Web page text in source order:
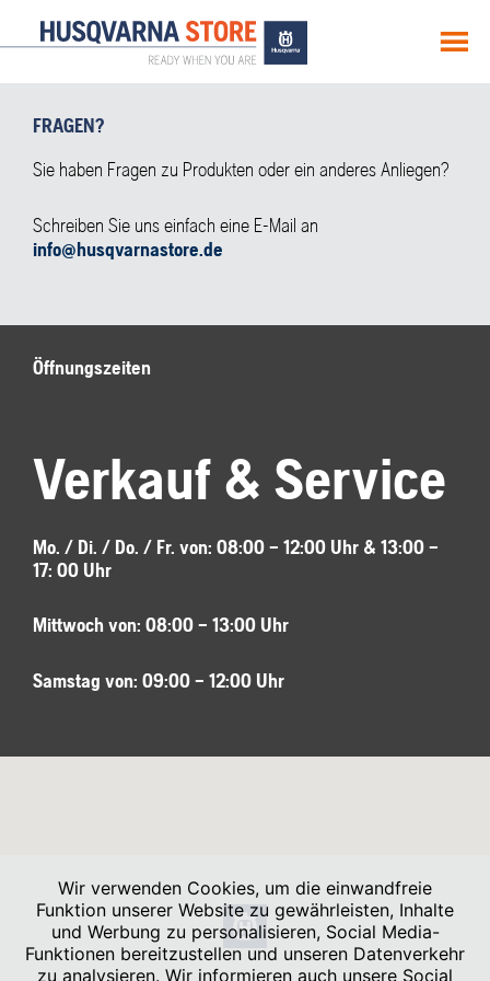
FRAGEN?
Sie haben Fragen zu Produkten oder ein anderes Anliegen?
Schreiben Sie uns einfach eine E-Mail an
info@husqvarnastore.de
Öffnungszeiten
Verkauf & Service
Mo. / Di. / Do. / Fr. von: 08:00 – 12:00 Uhr & 13:00 –
17: 00 Uhr
Mittwoch von: 08:00 – 13:00 Uhr
Samstag von: 09:00 – 12:00 Uhr
Wir verwenden Cookies, um die einwandfreie
Funktion unserer Website zu gewährleisten, Inhalte
und Werbung zu personalisieren, Social Media-
Funktionen bereitzustellen und unseren Datenverkehr
zu analysieren. Wir informieren auch unsere Social